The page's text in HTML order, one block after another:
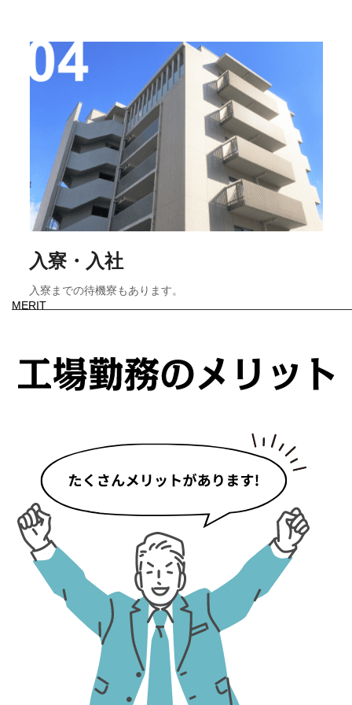
入寮・入社
入寮までの待機寮もあります。
MERIT